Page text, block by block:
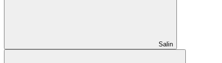
Salin